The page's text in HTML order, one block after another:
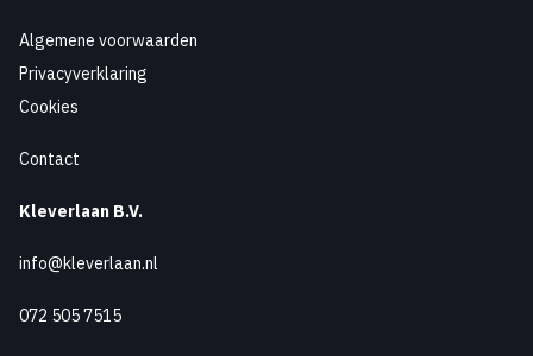
Algemene voorwaarden
Privacyverklaring
Cookies
Contact
Kleverlaan B.V.
info@kleverlaan.nl
072 505 7515